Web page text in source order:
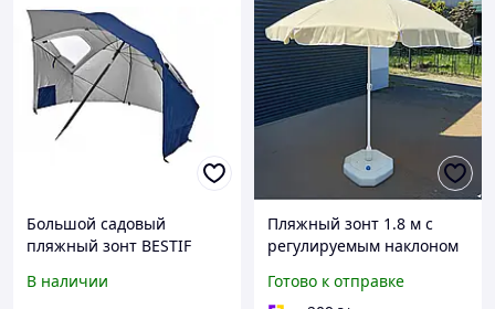
Большой садовый
пляжный зонт BESTIF
темно-синий 220 х 210 см
В наличии
Пляжный зонт 1.8 м с
регулируемым наклоном
защиты от солнца и
Готово к отправке